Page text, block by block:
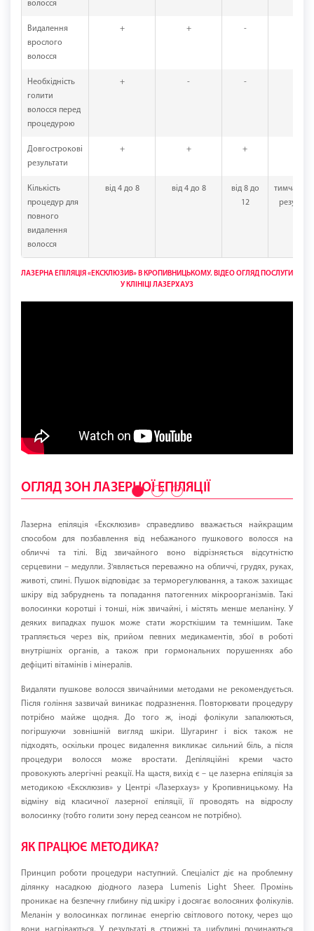
волосся
Видалення
врослого
волосся
+ + -
Необхідність
голити
волосся перед
процедурою
+ - -
Довгострокові
результати
+ + +
Кількість
процедур для
повного
видалення
волосся
від 4 до 8 від 4 до 8
від 8 до
12
результат
ЛАЗЕРНА ЕПІЛЯЦІЯ «ЕКСКЛЮЗИВ» В КРОПИВНИЦЬКОМУ. ВІДЕО ОГЛЯД ПОСЛУГИ
У КЛІНІЦІ ЛАЗЕРХАУЗ
ОГЛЯД ЗОН ЛАЗЕРНОЇ ЕПІЛЯЦІЇ
Лазерна епіляція «Ексклюзив» справедливо вважається найкращим
способом для позбавлення від небажаного пушкового волосся на
обличчі та тілі. Від звичайного воно відрізняється відсутністю
серцевини – медулли. З'являється переважно на обличчі, грудях, руках,
животі, спині. Пушок відповідає за терморегулювання, а також захищає
шкіру від забруднень та попадання патогенних мікроорганізмів. Такі
волосинки коротші і тонші, ніж звичайні, і містять менше меланіну. У
деяких випадках пушок може стати жорсткішим та темнішим. Таке
трапляється через вік, прийом певних медикаментів, збої в роботі
внутрішніх органів, а також при гормональних порушеннях або
дефіциті вітамінів і мінералів.
Видаляти пушкове волосся звичайними методами не рекомендується.
Після гоління зазвичай виникає подразнення. Повторювати процедуру
потрібно майже щодня. До того ж, іноді фолікули запалюються,
погіршуючи зовнішній вигляд шкіри. Шугаринг і віск також не
підходять, оскільки процес видалення викликає сильний біль, а після
процедури волосся може вростати. Депіляційні креми часто
провокують алергічні реакції. На щастя, вихід є – це лазерна епіляція за
методикою «Ексклюзив» у Центрі «Лазерхауз» у Кропивницькому. На
відміну від класичної лазерної епіляції, її проводять на відрослу
волосинку (тобто голити зону перед сеансом не потрібно).
ЯК ПРАЦЮЄ МЕТОДИКА?
Принцип роботи процедури наступний. Спеціаліст діє на проблемну
ділянку насадкою діодного лазера Lumenis Light Sheer. Промінь
проникає на безпечну глибину під шкіру і досягає волосяних фолікулів.
Меланін у волосинках поглинає енергію світлового потоку, через що